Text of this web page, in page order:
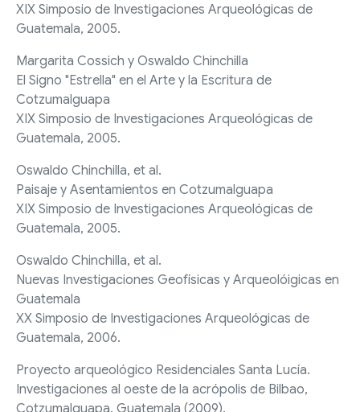
XIX Simposio de Investigaciones Arqueológicas de
Guatemala, 2005.
Margarita Cossich y Oswaldo Chinchilla
El Signo "Estrella" en el Arte y la Escritura de
Cotzumalguapa
XIX Simposio de Investigaciones Arqueológicas de
Guatemala, 2005.
Oswaldo Chinchilla, et al.
Paisaje y Asentamientos en Cotzumalguapa
XIX Simposio de Investigaciones Arqueológicas de
Guatemala, 2005.
Oswaldo Chinchilla, et al.
Nuevas Investigaciones Geofísicas y Arqueolóigicas en
Guatemala
XX Simposio de Investigaciones Arqueológicas de
Guatemala, 2006.
Proyecto arqueológico Residenciales Santa Lucía.
Investigaciones al oeste de la acrópolis de Bilbao,